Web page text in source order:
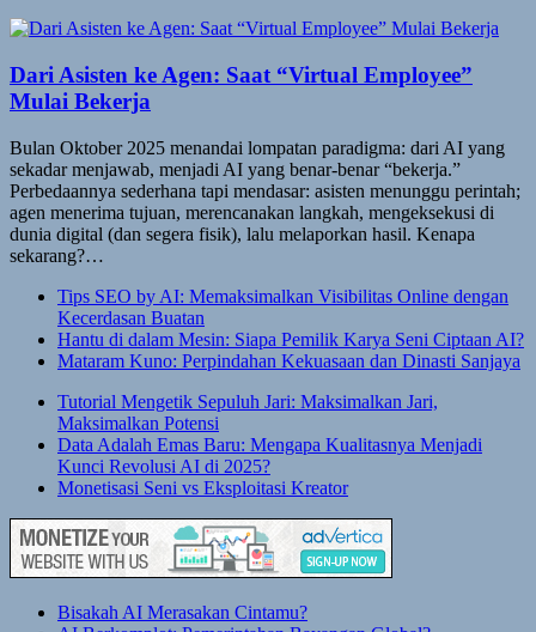
Dari Asisten ke Agen: Saat “Virtual Employee”
Mulai Bekerja
Bulan Oktober 2025 menandai lompatan paradigma: dari AI yang
sekadar menjawab, menjadi AI yang benar-benar “bekerja.”
Perbedaannya sederhana tapi mendasar: asisten menunggu perintah;
agen menerima tujuan, merencanakan langkah, mengeksekusi di
dunia digital (dan segera fisik), lalu melaporkan hasil. Kenapa
sekarang?…
Tips SEO by AI: Memaksimalkan Visibilitas Online dengan
Kecerdasan Buatan
Hantu di dalam Mesin: Siapa Pemilik Karya Seni Ciptaan AI?
Mataram Kuno: Perpindahan Kekuasaan dan Dinasti Sanjaya
Tutorial Mengetik Sepuluh Jari: Maksimalkan Jari,
Maksimalkan Potensi
Data Adalah Emas Baru: Mengapa Kualitasnya Menjadi
Kunci Revolusi AI di 2025?
Monetisasi Seni vs Eksploitasi Kreator
Bisakah AI Merasakan Cintamu?